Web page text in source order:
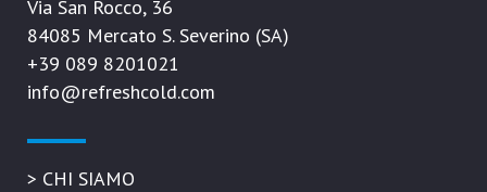
Via San Rocco, 36
84085 Mercato S. Severino (SA)
+39 089 8201021
info@refreshcold.com
> CHI SIAMO